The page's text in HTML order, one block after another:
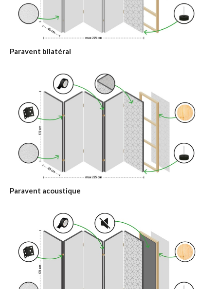
Paravent bilatéral
Paravent acoustique